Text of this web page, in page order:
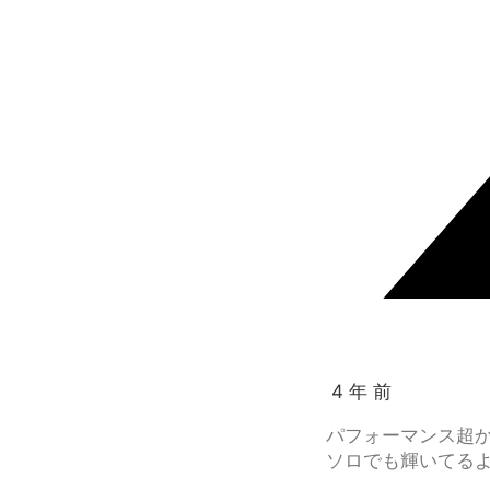
4 年 前
パフォーマンス超
ソロでも輝いてる